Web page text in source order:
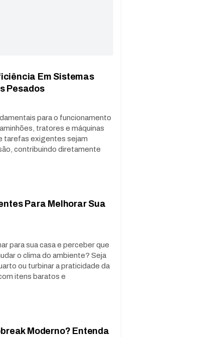
Em Sistemas
Pesados
para o funcionamento
tratores e máquinas
tarefas exigentes sejam
contribuindo diretamente
Para Melhorar Sua
para sua casa e perceber que
o clima do ambiente? Seja
ou turbinar a praticidade da
itens baratos e
Moderno? Entenda